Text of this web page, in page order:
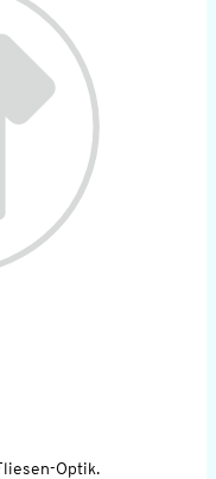
Optik.